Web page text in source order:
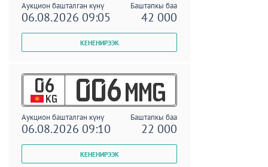
Аукцион башталган күнү Баштапкы баа
06.08.2026 09:05 42 000
06
KG 006 MMG
Аукцион башталган күнү Баштапкы баа
06.08.2026 09:10 22 000